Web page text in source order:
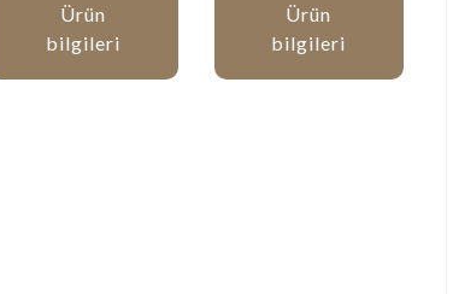
Ürün
bilgileri
Ürün
bilgileri